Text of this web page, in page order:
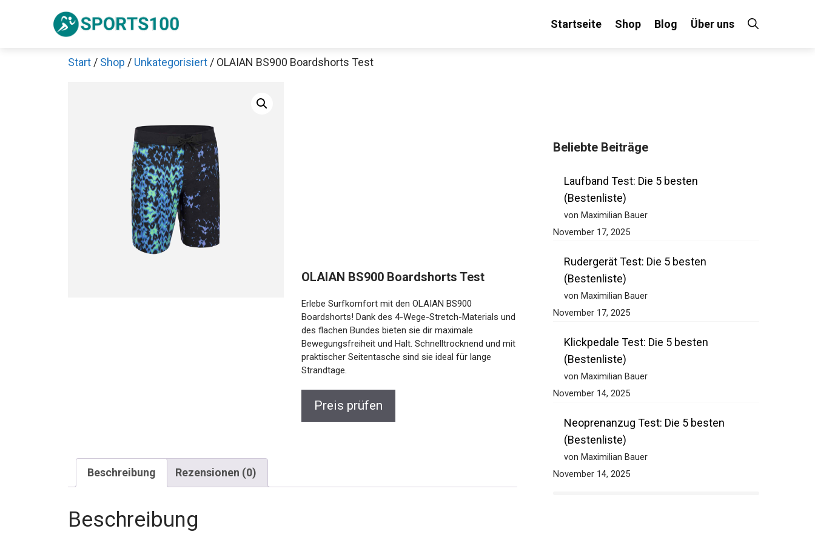
Startseite Shop Blog Über uns
Start / Shop / Unkategorisiert / OLAIAN BS900 Boardshorts Test
OLAIAN BS900 Boardshorts Test
Erlebe Surfkomfort mit den OLAIAN BS900
Boardshorts! Dank des 4-Wege-Stretch-Materials und
des flachen Bundes bieten sie dir maximale
Bewegungsfreiheit und Halt. Schnelltrocknend und mit
praktischer Seitentasche sind sie ideal für lange
Strandtage.
Preis prüfen
Beschreibung Rezensionen (0)
Beschreibung
Beliebte Beiträge
Laufband Test: Die 5 besten
(Bestenliste)
von Maximilian Bauer
November 17, 2025
Rudergerät Test: Die 5 besten
(Bestenliste)
von Maximilian Bauer
November 17, 2025
Klickpedale Test: Die 5 besten
(Bestenliste)
von Maximilian Bauer
November 14, 2025
Neoprenanzug Test: Die 5 besten
(Bestenliste)
von Maximilian Bauer
November 14, 2025